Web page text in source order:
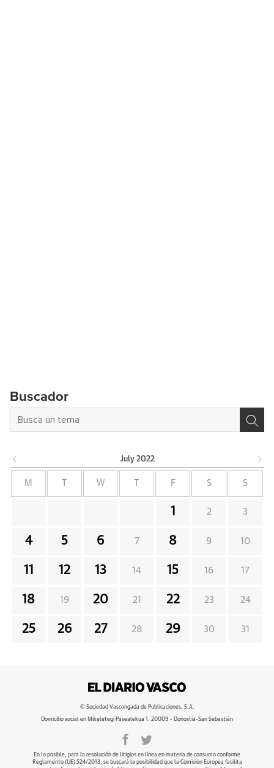
Buscador
July 2022
M W F S S
1 2 3
4 5 6 7 8 9 10
11 12 13 14 15 16 17
18 19 20 21 22 23 24
25 26 27 28 29 30 31
© Sociedad Vascongada de Publicaciones, S.A.
Domicilio social en Mikeletegi Pasealekua 1. 20009 - Donostia-San Sebastián
En lo posible, para la resolución de litigios en línea en materia de consumo conforme
Reglamento (UE) 524/2013, se buscará la posibilidad que la Comisión Europea facilita